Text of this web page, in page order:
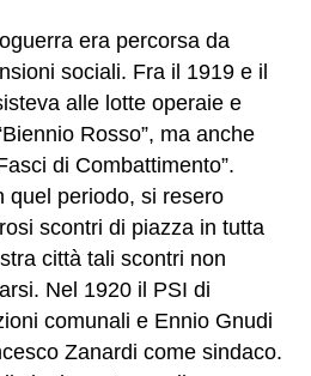
era percorsa da
sociali. Fra il 1919 e il
alle lotte operaie e
Rosso”, ma anche
di Combattimento”.
quel periodo, si resero
scontri di piazza in tutta
città tali scontri non
Nel 1920 il PSI di
comunali e Ennio Gnudi
Zanardi come sindaco.